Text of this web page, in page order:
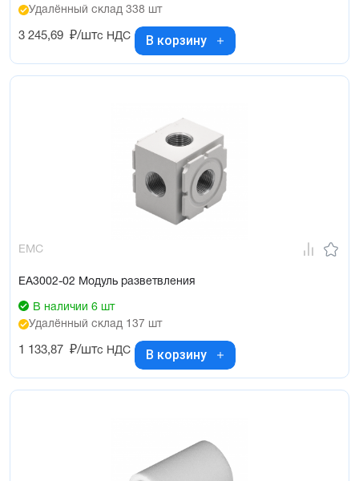
Удалённый склад 338 шт
3 245,69 ₽/штс НДС В корзину
EMC
EA3002-02 Модуль разветвления
В наличии 6 шт
Удалённый склад 137 шт
1 133,87 ₽/штс НДС В корзину